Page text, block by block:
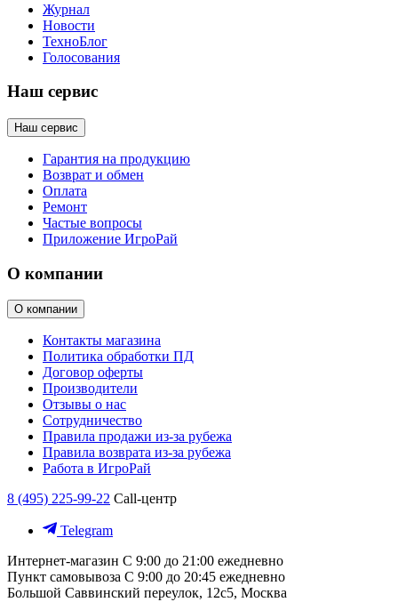
Журнал
Новости
ТехноБлог
Голосования
Наш сервис
Наш сервис
Гарантия на продукцию
Возврат и обмен
Оплата
Ремонт
Частые вопросы
Приложение ИгроРай
О компании
О компании
Контакты магазина
Политика обработки ПД
Договор оферты
Производители
Отзывы о нас
Сотрудничество
Правила продажи из-за рубежа
Правила возврата из-за рубежа
Работа в ИгроРай
8 (495) 225-99-22 Call-центр
Telegram
Интернет-магазин С 9:00 до 21:00 ежедневно
Пункт самовывоза С 9:00 до 20:45 ежедневно
Большой Саввинский переулок, 12с5, Москва